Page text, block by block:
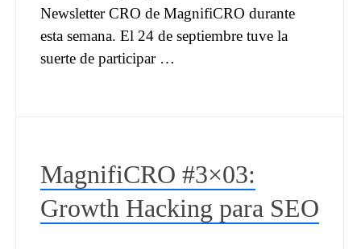
Newsletter CRO de MagnifiCRO durante
esta semana. El 24 de septiembre tuve la
suerte de participar …
MagnifiCRO #3×03:
Growth Hacking para SEO